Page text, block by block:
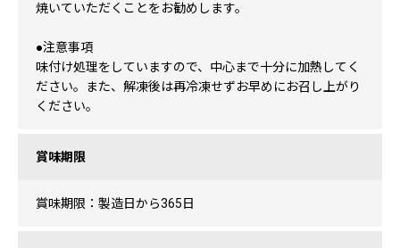
焼いていただくことをお勧めします。
●注意事項
味付け処理をしていますので、中心まで十分に加熱してく
ださい。また、解凍後は再冷凍せずお早めにお召し上がり
ください。
賞味期限
賞味期限：製造日から365日